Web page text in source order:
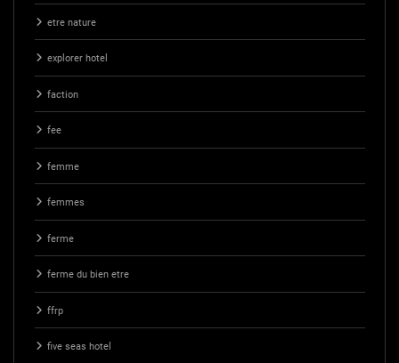
etre nature
explorer hotel
faction
fee
femme
femmes
ferme
ferme du bien etre
ffrp
five seas hotel